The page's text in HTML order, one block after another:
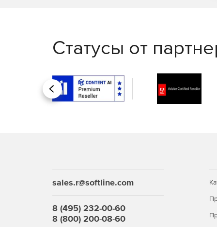
Статусы от
Назад
sales.r@softline.com
8 (495) 232-00-60
8 (800) 200-08-60